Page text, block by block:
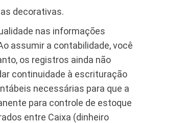
decorativas.
nas informações
assumir a contabilidade, você
os registros ainda não
continuidade à escrituração
necessárias para que a
para controle de estoque
entre Caixa (dinheiro